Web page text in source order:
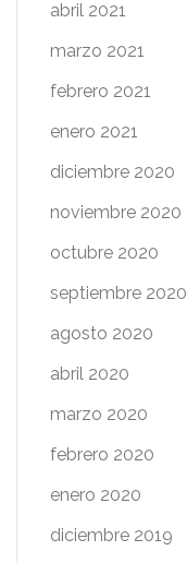
abril 2021
marzo 2021
febrero 2021
enero 2021
diciembre 2020
noviembre 2020
octubre 2020
septiembre 2020
agosto 2020
abril 2020
marzo 2020
febrero 2020
enero 2020
diciembre 2019